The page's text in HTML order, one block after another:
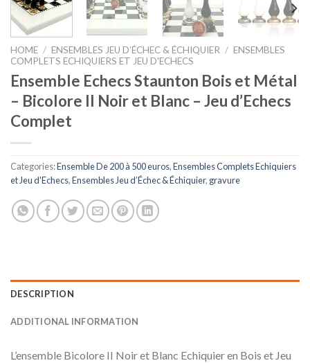
HOME / ENSEMBLES JEU D’ÉCHEC & ÉCHIQUIER / ENSEMBLES
COMPLETS ECHIQUIERS ET JEU D'ECHECS
Ensemble Echecs Staunton Bois et Métal
– Bicolore II Noir et Blanc – Jeu d’Echecs
Complet
Categories:Ensemble De 200 à 500 euros,Ensembles Complets Echiquiers
et Jeu d'Echecs,Ensembles Jeu d’Échec & Échiquier, gravure
DESCRIPTION
ADDITIONAL INFORMATION
L’ensemble Bicolore II Noir et Blanc Echiquier en Bois et Jeu